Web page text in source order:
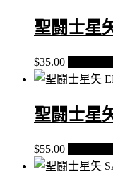
聖闘士星
$35.00
聖闘士星
$55.00